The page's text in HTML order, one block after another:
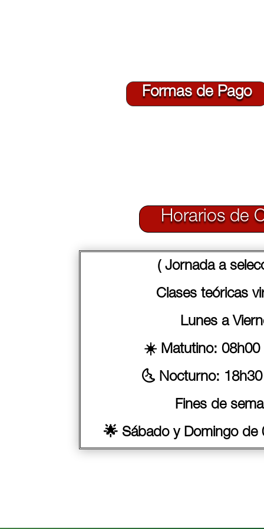
Formas de Pago
Horarios de
( Jornada a
Clases teóricas
Lunes a
☀️ Matutino: 08h00
🌜 Nocturno:
Fines de
🌟 Sábado y Domingo de